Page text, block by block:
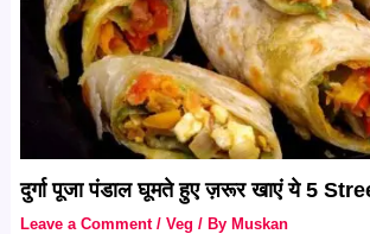
दुर्गा पूजा पंडाल घूमते हुए ज़रूर खाएं ये 5
Leave a Comment /Veg / By Muskan